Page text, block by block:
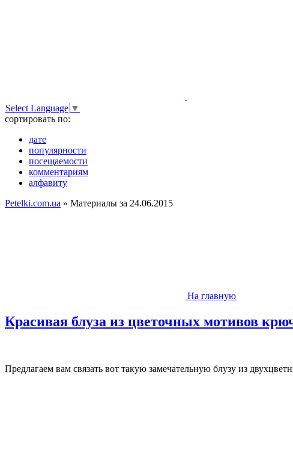
Select Language ▼
сортировать по:
дате
популярности
посещаемости
комментариям
алфавиту
Petelki.com.ua » Материалы за 24.06.2015
На главную
Красивая блуза из цветочных мотивов
Предлагаем вам связать вот такую замечательную блузу из